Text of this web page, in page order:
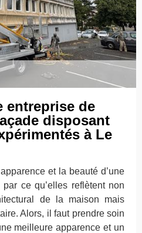
entreprise de
disposant
à Le
et la beauté d’une
ce qu’elles reflètent non
de la maison mais
Alors, il faut prendre soin
meilleure apparence et un